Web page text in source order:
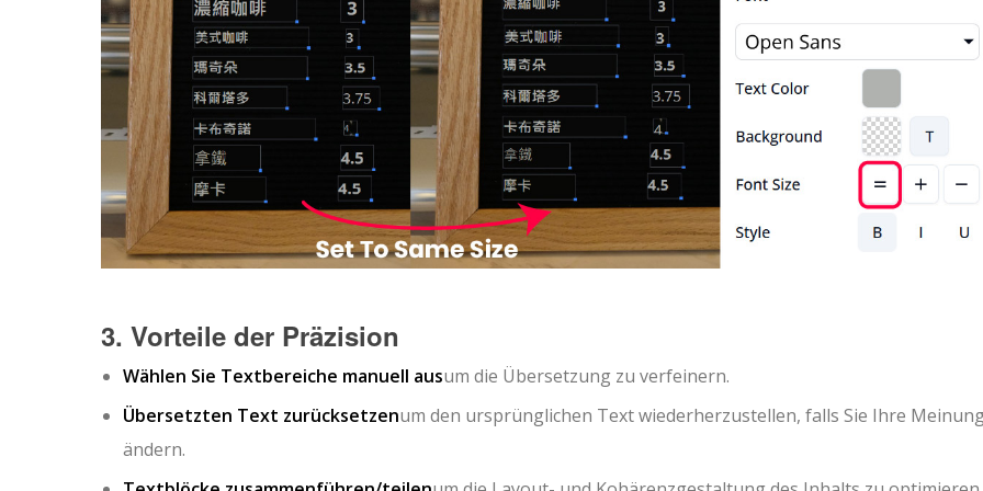
3. Vorteile der Präzision
Wählen Sie Textbereiche manuell ausum die Übersetzung zu verfeinern.
Übersetzten Text zurücksetzenum den ursprünglichen Text wiederherzustellen, falls Sie Ihre
ändern.